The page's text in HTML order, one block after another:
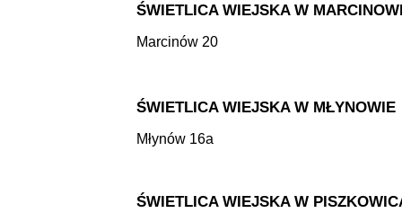
ŚWIETLICA WIEJSKA W
Marcinów 20
ŚWIETLICA WIEJSKA W MŁYNOWIE
Młynów 16a
ŚWIETLICA WIEJSKA W